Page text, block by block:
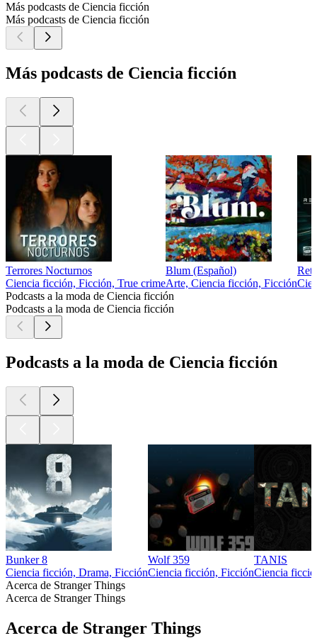
Más podcasts de Ciencia ficción
Más podcasts de Ciencia ficción
Más podcasts de Ciencia ficción
Terrores Nocturnos
Ciencia ficción, Ficción, True crime
Blum (Español)
Arte, Ciencia ficción, Ficción
Podcasts a la moda de Ciencia ficción
Podcasts a la moda de Ciencia ficción
Podcasts a la moda de Ciencia ficción
Bunker 8
Ciencia ficción, Drama, Ficción
Wolf 359
Ciencia ficción, Ficción
TANIS
Ciencia
Acerca de Stranger Things
Acerca de Stranger Things
Acerca de Stranger Things